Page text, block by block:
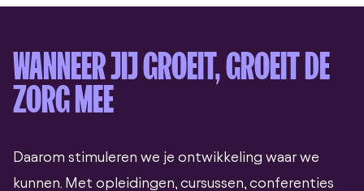
WANNEER JIJ GROEIT, GROEIT DE
ZORG MEE
Daarom stimuleren we je ontwikkeling waar we
kunnen. Met opleidingen, cursussen, conferenties